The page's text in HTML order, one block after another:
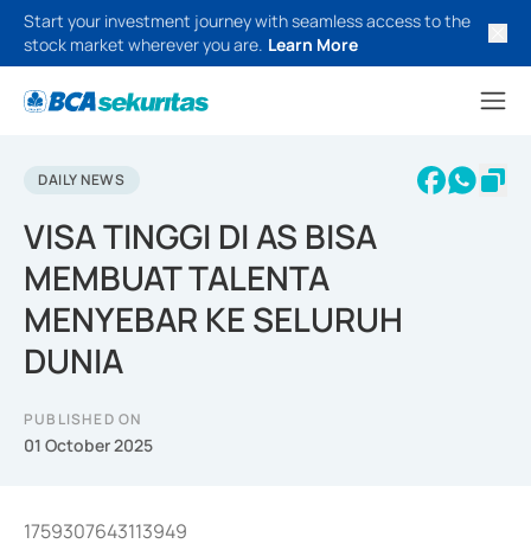
Start your investment journey with seamless access to the
stock market wherever you are. Learn More
DAILY NEWS
VISA TINGGI DI AS BISA
MEMBUAT TALENTA
MENYEBAR KE SELURUH
DUNIA
PUBLISHED ON
01 October 2025
1759307643113949